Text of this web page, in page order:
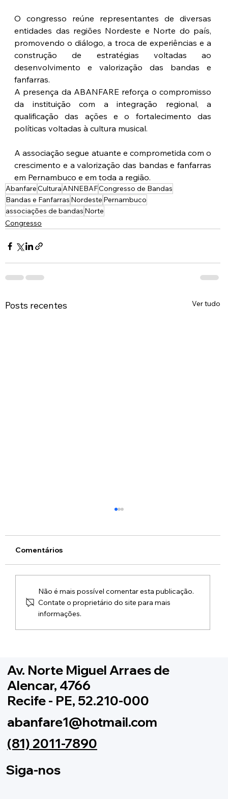
O congresso reúne representantes de diversas
entidades das regiões Nordeste e Norte do país,
promovendo o diálogo, a troca de experiências e a
construção de estratégias voltadas ao
desenvolvimento e valorização das bandas e
fanfarras.
A presença da ABANFARE reforça o compromisso
da instituição com a integração regional, a
qualificação das ações e o fortalecimento das
políticas voltadas à cultura musical.
A associação segue atuante e comprometida com o
crescimento e a valorização das bandas e fanfarras
em Pernambuco e em toda a região.
AbanfareCulturaANNEBAFCongresso de Bandas
Bandas e Fanfarras Nordeste Pernambuco
associações de bandas Norte
Congresso
Posts recentes Ver tudo
ABANFARE é oficialmente
Comentários
Não é mais possível comentar esta publicação.
Contate o proprietário do site para mais
informações.
Av. Norte Miguel Arraes de
Alencar, 4766
Recife - PE, 52.210-000
abanfare1@hotmail.com
(81) 2011-7890
Siga-nos